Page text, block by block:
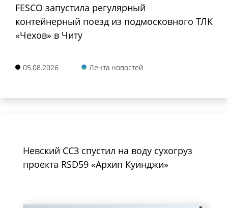
FESCO запустила регулярный
контейнерный поезд из подмосковного ТЛК
«Чехов» в Читу
05.08.2026 Лента новостей
Невский ССЗ спустил на воду сухогруз
проекта RSD59 «Архип Куинджи»